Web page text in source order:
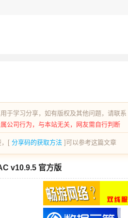
于学习分享，如有版权及其他问题，请联系
公司行为，与本站无关，网友需自行判断
，[ 分享码的获取方法 ]可以参考这篇文章
v10.9.5 官方版